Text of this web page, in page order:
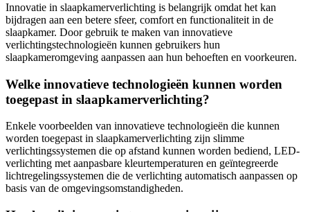
Innovatie in slaapkamerverlichting is belangrijk omdat het kan
bijdragen aan een betere sfeer, comfort en functionaliteit in de
slaapkamer. Door gebruik te maken van innovatieve
verlichtingstechnologieën kunnen gebruikers hun
slaapkameromgeving aanpassen aan hun behoeften en voorkeuren.
Welke innovatieve technologieën kunnen worden
toegepast in slaapkamerverlichting?
Enkele voorbeelden van innovatieve technologieën die kunnen
worden toegepast in slaapkamerverlichting zijn slimme
verlichtingssystemen die op afstand kunnen worden bediend, LED-
verlichting met aanpasbare kleurtemperaturen en geïntegreerde
lichtregelingssystemen die de verlichting automatisch aanpassen op
basis van de omgevingsomstandigheden.